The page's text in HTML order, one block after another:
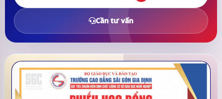
Cần tư vấn